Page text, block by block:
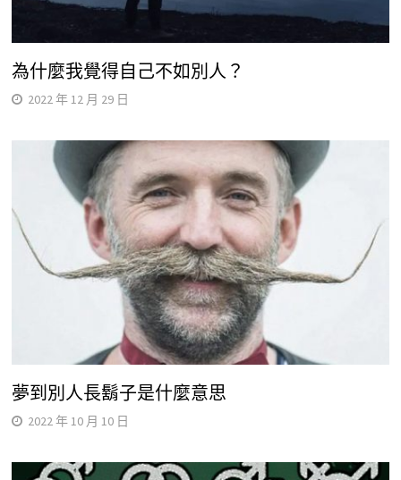
為什麼我覺得自己不如別人？
2022 年 12 月 29 日
夢到別人長鬍子是什麼意思
2022 年 10 月 10 日